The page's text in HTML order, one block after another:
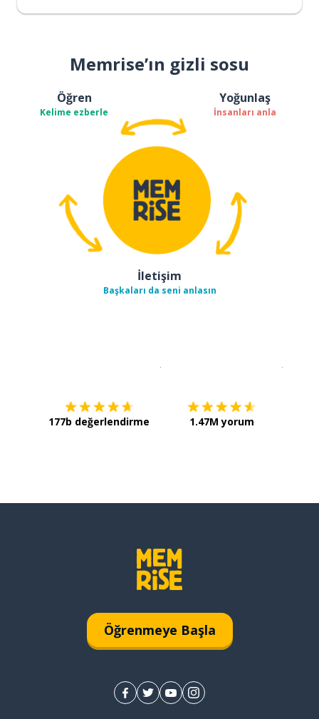
Memrise’ın gizli sosu
Öğren
Kelime ezberle
Yoğunlaş
İnsanları anla
İletişim
Başkaları da seni anlasın
177b değerlendirme 1.47M yorum
Öğrenmeye Başla